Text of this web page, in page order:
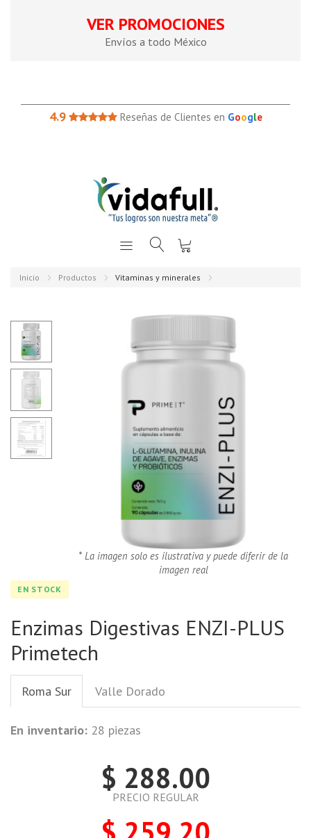
VER PROMOCIONES
Envíos a todo México
4.9 Reseñas de Clientes en Google
Inicio Productos Vitaminas y minerales
* La imagen solo es ilustrativa y puede diferir de la
imagen real
EN STOCK
Enzimas Digestivas ENZI-PLUS
Primetech
Roma Sur Valle Dorado
En inventario: 28 piezas
$ 288.00
PRECIO REGULAR